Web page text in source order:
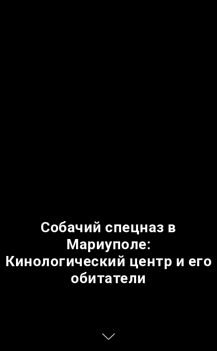
Собачий спецназ в
Мариуполе:
Кинологический центр и его
обитатели